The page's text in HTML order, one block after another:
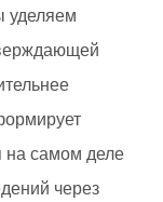
уделяем
на самом деле
через